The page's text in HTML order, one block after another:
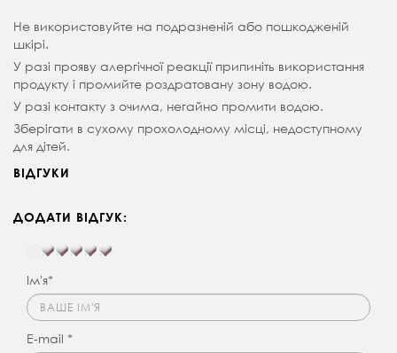
Не використовуйте на подразненій або пошкодженій
шкірі.
У разі прояву алергічної реакції припиніть використання
продукту і промийте роздратовану зону водою.
У разі контакту з очима, негайно промити водою.
Зберігати в сухому прохолодному місці, недоступному
для дітей.
ВІДГУКИ
ДОДАТИ ВІДГУК:
Ім'я*
E-mail *